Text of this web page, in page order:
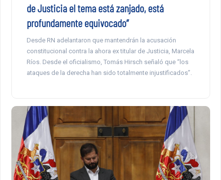
de Justicia el tema está zanjado, está
profundamente equivocado”
Desde RN adelantaron que mantendrán la acusación
constitucional contra la ahora ex titular de Justicia, Marcela
Ríos. Desde el oficialismo, Tomás Hirsch señaló que “los
ataques de la derecha han sido totalmente injustificados”.